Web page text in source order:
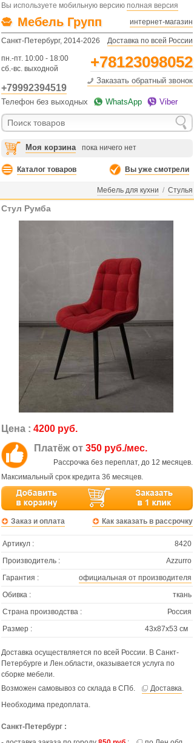
Вы используете мобильную версию полная версия
Мебель Групп интернет-магазин
Санкт-Петербург, 2014-2026 Доставка по всей России
пн.-пт. 10:00 - 18:00
сб.-вс. выходной
+78123098052
+79992394519
Заказать обратный звонок
Телефон без выходных WhatsApp Viber
Моя корзина пока ничего нет
Каталог товаров Вы уже смотрели
Мебель для кухни / Стулья
Стул Румба
Цена : 4200 руб.
Платёж от 350 руб./мес.
Рассрочка без переплат, до 12 месяцев.
Максимальный срок кредита 36 месяцев.
Заказ и оплата Как заказать в рассрочку
Артикул :
8420
Производитель :
Azzurro
Гарантия :
официальная от производителя
Обивка :
ткань
Страна производства :
Россия
Размер :
43х87х53 см
Доставка осуществляется по всей России. В Санкт-
Петербурге и Лен.области, оказывается услуга по
сборке мебели.
Возможен самовывоз со склада в СПб.
Доставка.
Необходима предоплата.
Санкт-Петербург :